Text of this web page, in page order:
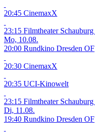
20:45 CinemaxX
23:15 Filmtheater Schauburg
Mo, 10.08.
20:00 Rundkino Dresden OF
20:30 CinemaxX
20:35 UCI-Kinowelt
23:15 Filmtheater Schauburg
Di, 11.08.
19:40 Rundkino Dresden OF